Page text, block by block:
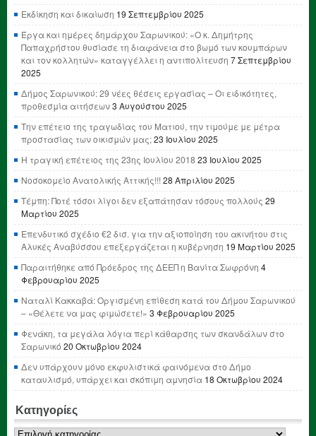
Εκδίκηση και δικαίωση 19 Σεπτεμβρίου 2025
Έργα και ημέρες δημάρχου Σαρωνικού: «Ο κ. Δημήτρης
Παπαχρήστου θυσίασε τη διαφάνεια στο βωμό των κουμπάρων
και τον κολλητών» καταγγέλλει η αντιπολίτευση 7 Σεπτεμβρίου
2025
Δήμος Σαρωνικού: 29 νέες θέσεις εργασίας – Οι ειδικότητες,
προθεσμία αιτήσεων3 Αυγούστου 2025
Την επέτειο της τραγωδίας του Ματιού, την τιμούμε με μέτρα
προστασίας των οικισμών μας;23 Ιουλίου 2025
Η τραγική επέτειος της 23ης Ιουλίου 2018 23 Ιουλίου 2025
Νοσοκομείο Ανατολικής Αττικής!!! 28 Απριλίου 2025
Τέμπη: Ποτέ τόσοι λίγοι δεν εξαπάτησαν τόσους πολλούς 29
Μαρτίου 2025
Επενδυτικό σχέδιο €2 δισ. για την αξιοποίηση του ακινήτου στις
Αλυκές Αναβύσσου επεξεργάζεται η κυβέρνηση 19 Μαρτίου 2025
Παραιτήθηκε από Πρόεδρος της ΔΕΕΠ η Βανίτα Σωφρόνη 4
Φεβρουαρίου 2025
Ναταλί Κακκαβά: Οργισμένη επίθεση κατά του Δήμου Σαρωνικού
– «Θέλετε να μας φιμώσετε!» 3 Φεβρουαρίου 2025
Φενάκη, τα μεγάλα λόγια περί κάθαρσης των σκανδάλων στο
Σαρωνικό 20 Οκτωβρίου 2024
Δεν υπάρχουν μόνο εκφυλιστικά φαινόμενα στο Δήμο
καταυλισμό, υπάρχει και σκόπιμη αμνησία 18 Οκτωβρίου 2024
Κατηγορίες
Κατηγορίες